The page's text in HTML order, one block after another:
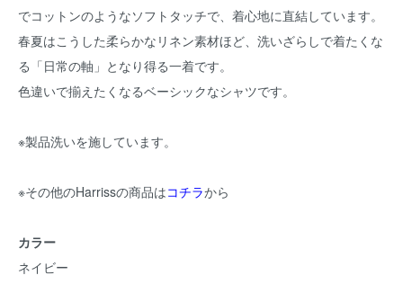
でコットンのようなソフトタッチで、着心地に直結しています。
春夏はこうした柔らかなリネン素材ほど、洗いざらしで着たくな
る「日常の軸」となり得る一着です。
色違いで揃えたくなるベーシックなシャツです。
※製品洗いを施しています。
※その他のHarrissの商品はコチラから
カラー
ネイビー